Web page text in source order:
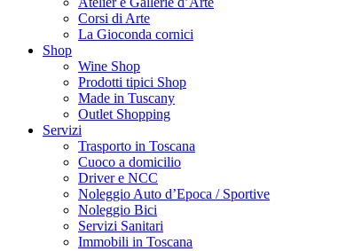
Corsi di Arte
La Gioconda cornici
Shop
Wine Shop
Prodotti tipici Shop
Made in Tuscany
Outlet Shopping
Servizi
Trasporto in Toscana
Cuoco a domicilio
Driver e NCC
Noleggio Auto d’Epoca / Sportive
Noleggio Bici
Servizi Sanitari
Immobili in Toscana